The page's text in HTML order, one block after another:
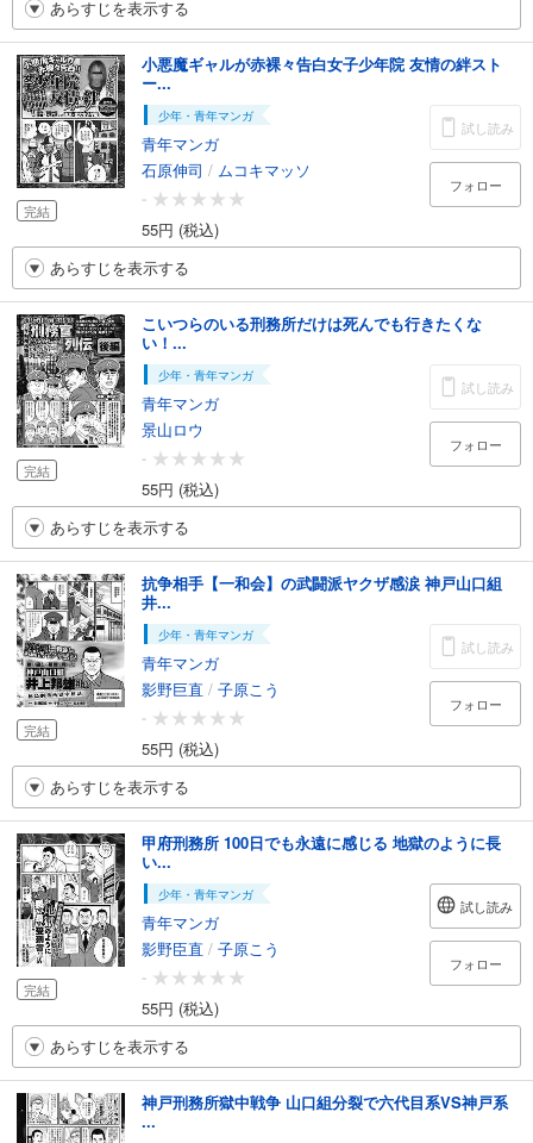
あらすじを表示する
完結
小悪魔ギャルが赤裸々告白女子少年院 友情の絆スト
ー...
少年・青年マンガ
青年マンガ
石原伸司 / ムコキマッソ
-
55円 (税込)
試し読み
フォロー
あらすじを表示する
完結
こいつらのいる刑務所だけは死んでも行きたくな
い！...
少年・青年マンガ
青年マンガ
景山ロウ
-
55円 (税込)
試し読み
フォロー
あらすじを表示する
完結
抗争相手【一和会】の武闘派ヤクザ感涙 神戸山口組
井...
少年・青年マンガ
青年マンガ
影野巨直 / 子原こう
-
55円 (税込)
試し読み
フォロー
あらすじを表示する
完結
甲府刑務所 100日でも永遠に感じる 地獄のように長
い...
少年・青年マンガ
青年マンガ
影野臣直 / 子原こう
-
55円 (税込)
試し読み
フォロー
あらすじを表示する
神戸刑務所獄中戦争 山口組分裂で六代目系VS神戸系
...